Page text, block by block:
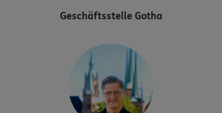
Geschäftsstelle Gotha